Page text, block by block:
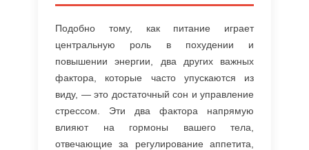
Подобно тому, как питание играет
центральную роль в похудении и
повышении энергии, два других важных
фактора, которые часто упускаются из
виду, — это достаточный сон и управление
стрессом. Эти два фактора напрямую
влияют на гормоны вашего тела,
отвечающие за регулирование аппетита,